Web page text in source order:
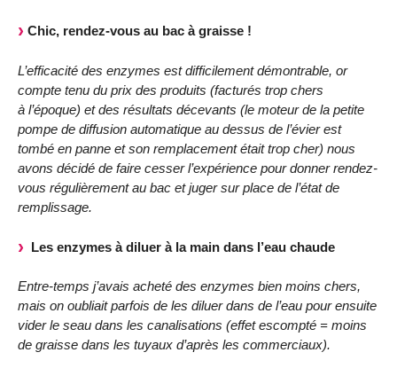
Chic, rendez-vous au bac à graisse !
L’efficacité des enzymes est difficilement démontrable, or
compte tenu du prix des produits (facturés trop chers
à l’époque) et des résultats décevants (le moteur de la petite
pompe de diffusion automatique au dessus de l’évier est
tombé en panne et son remplacement était trop cher) nous
avons décidé de faire cesser l’expérience pour donner rendez-
vous régulièrement au bac et juger sur place de l’état de
remplissage.
Les enzymes à diluer à la main dans l’eau chaude
Entre-temps j’avais acheté des enzymes bien moins chers,
mais on oubliait parfois de les diluer dans de l’eau pour ensuite
vider le seau dans les canalisations (effet escompté = moins
de graisse dans les tuyaux d’après les commerciaux).